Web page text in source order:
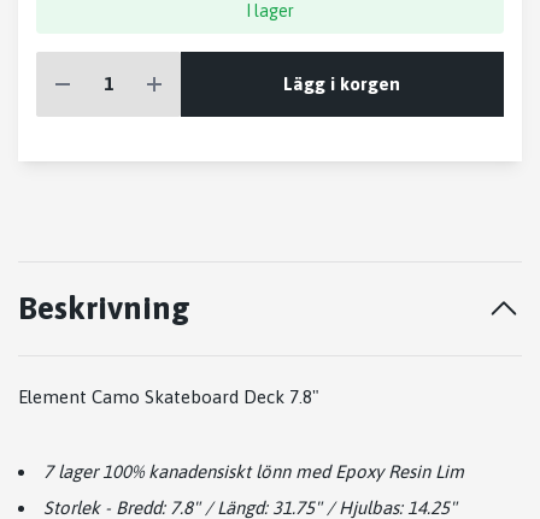
I lager
Lägg i korgen
Beskrivning
Element Camo Skateboard Deck 7.8"
7 lager 100% kanadensiskt lönn med Epoxy Resin Lim
Storlek - Bredd: 7.8" / Längd: 31.75" / Hjulbas: 14.25"